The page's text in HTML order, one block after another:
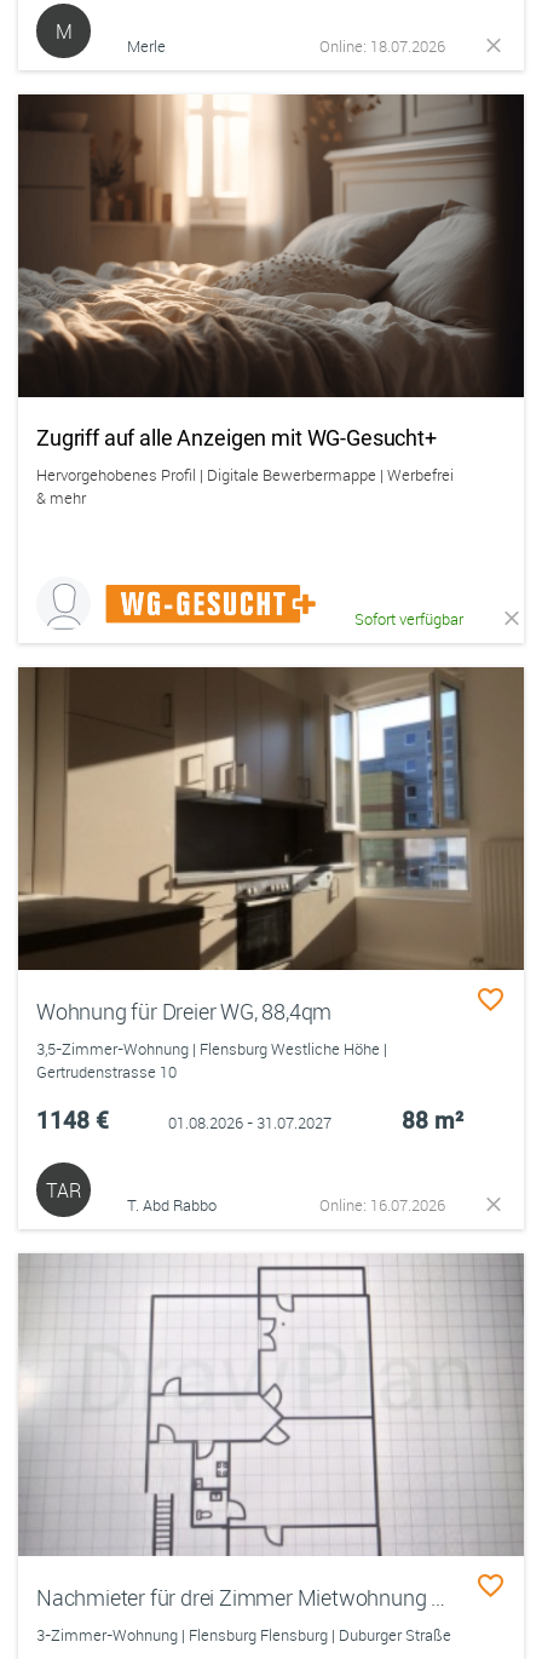
M
Merle Online: 18.07.2026
Zugriff auf alle Anzeigen mit WG-Gesucht+
Hervorgehobenes Profil | Digitale Bewerbermappe | Werbefrei
& mehr
Sofort verfügbar
Wohnung für Dreier WG, 88,4qm
3,5-Zimmer-Wohnung | Flensburg Westliche Höhe |
Gertrudenstrasse 10
1148 € 01.08.2026 - 31.07.2027 88 m²
TAR
T. Abd Rabbo Online: 16.07.2026
Nachmieter für drei Zimmer Mietwohnung Altbau
3-Zimmer-Wohnung | Flensburg Flensburg | Duburger Straße